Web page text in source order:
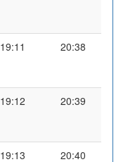
19:11 20:38
19:12 20:39
19:13 20:40